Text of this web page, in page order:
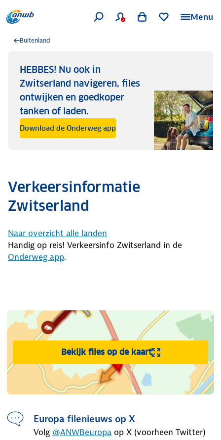
Menu
Buitenland
HEBBES! Nu ook in
Zwitserland navigeren, files
ontwijken en goedkoper
tanken of laden.
Download de Onderweg app
Verkeersinformatie
Zwitserland
Naar overzicht alle landen
Handig op reis! Verkeersinfo Zwitserland in de
Onderweg app.
Bekijk files op de kaart
Europa filenieuws op X
Volg @ANWBeuropa op X (voorheen Twitter)